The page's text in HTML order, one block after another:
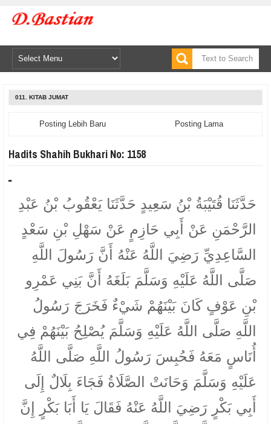
011. KITAB JUMAT
Posting Lebih Baru Posting Lama
Hadits Shahih Bukhari No: 1158
حَدَّثَنَا قُتَيْبَةُ بْنُ سَعِيدٍ حَدَّثَنَا يَعْقُوبُ بْنُ عَبْدِ
الرَّحْمَنِ عَنْ أَبِي حَازِمٍ عَنْ سَهْلِ بْنِ سَعْدٍ
السَّاعِدِيِّ رَضِيَ اللَّهُ عَنْهُ أَنَّ رَسُولَ اللَّهِ
صَلَّى اللَّهُ عَلَيْهِ وَسَلَّمَ بَلَغَهُ أَنَّ بَنِي عَمْرِو
بْنِ عَوْفٍ كَانَ بَيْنَهُمْ شَيْءٌ فَخَرَجَ رَسُولُ
اللَّهِ صَلَّى اللَّهُ عَلَيْهِ وَسَلَّمَ يُصْلِحُ بَيْنَهُمْ فِي
أُنَاسٍ مَعَهُ فَحُبِسَ رَسُولُ اللَّهِ صَلَّى اللَّهُ
عَلَيْهِ وَسَلَّمَ وَحَانَتْ الصَّلَاةُ فَجَاءَ بِلَالٌ إِلَى
أَبِي بَكْرٍ رَضِيَ اللَّهُ عَنْهُ فَقَالَ يَا أَبَا بَكْرٍ إِنَّ